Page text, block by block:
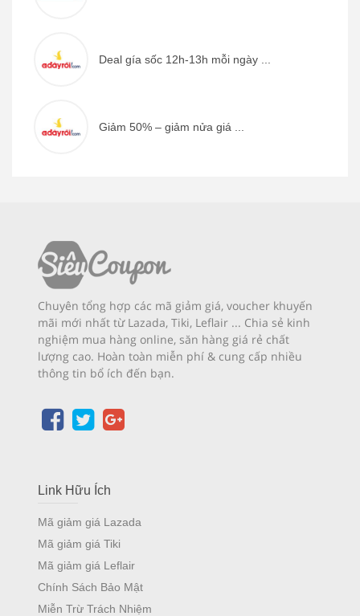
Deal gía sốc 12h-13h mỗi ngày ...
Giảm 50% – giảm nửa giá ...
Chuyên tổng hợp các mã giảm giá, voucher khuyến
mãi mới nhất từ Lazada, Tiki, Leflair ... Chia sẻ kinh
nghiệm mua hàng online, săn hàng giá rẻ chất
lượng cao. Hoàn toàn miễn phí & cung cấp nhiều
thông tin bổ ích đến bạn.
Link Hữu Ích
Mã giảm giá Lazada
Mã giảm giá Tiki
Mã giảm giá Leflair
Chính Sách Bảo Mật
Miễn Trừ Trách Nhiệm